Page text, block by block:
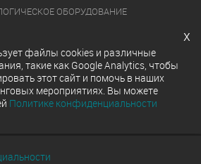
ОБОРУДОВАНИЕ
ГОТОВЫХ БЛЮД
x
файлы cookies и различные
такие как Google Analytics, чтобы
этот сайт и помочь в наших
мероприятиях. Вы можете
Политике конфиденциальности